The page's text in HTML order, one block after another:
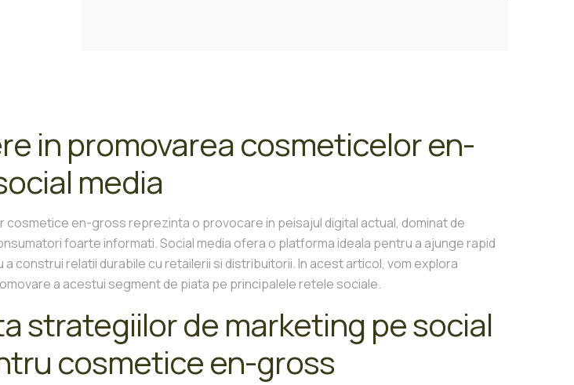
in promovarea cosmeticelor en-
media
cosmetice en-gross reprezinta o provocare in peisajul digital actual, dominat de
foarte informati. Social media ofera o platforma ideala pentru a ajunge rapid
a construi relatii durabile cu retailerii si distribuitorii. In acest articol, vom explora
a acestui segment de piata pe principalele retele sociale.
strategiilor de marketing pe social
cosmetice en-gross